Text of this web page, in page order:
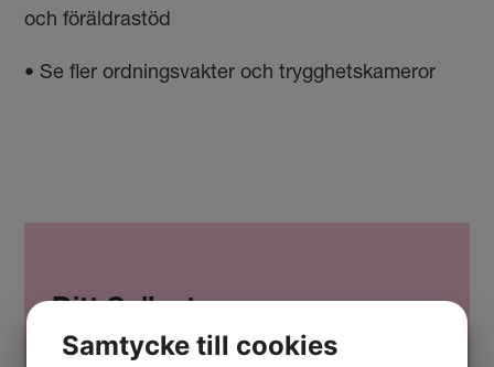
och föräldrastöd
• Se fler ordningsvakter och trygghetskameror
Ditt Sollentuna
Sollentuna är en av Sveriges mest attraktiva
Samtycke till cookies